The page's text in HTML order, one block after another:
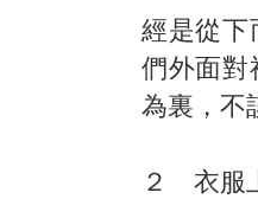
經是從下
們外面對
為裏，不
２ 衣服